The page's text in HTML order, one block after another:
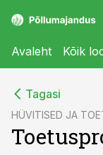
Avaleht Kõik
Tagasi
HÜVITISED JA